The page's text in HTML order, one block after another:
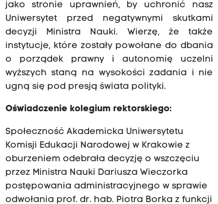
jako stronie uprawnień, by uchronić nasz
Uniwersytet przed negatywnymi skutkami
decyzji Ministra Nauki. Wierzę, że także
instytucje, które zostały powołane do dbania
o porządek prawny i autonomię uczelni
wyższych staną na wysokości zadania i nie
ugną się pod presją świata polityki.
Oświadczenie kolegium rektorskiego:
Społeczność Akademicka Uniwersytetu
Komisji Edukacji Narodowej w Krakowie z
oburzeniem odebrała decyzję o wszczęciu
przez Ministra Nauki Dariusza Wieczorka
postępowania administracyjnego w sprawie
odwołania prof. dr. hab. Piotra Borka z funkcji